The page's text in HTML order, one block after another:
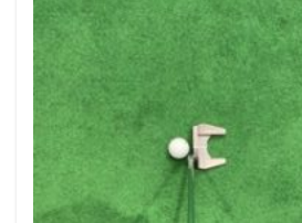
6
TRUSS
ロジ
7